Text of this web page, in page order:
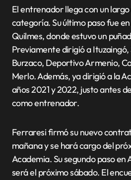
El entrenador llega con un
categoría. Su último paso fue
Quilmes, donde estuvo un
Previamente dirigió a
Burzaco, Deportivo Armenio,
Merlo. Además, ya dirigió a la
años 2021 y 2022, justo antes
como entrenador.
Ferraresi firmó su nuevo
mañana y se hará cargo del
Academia. Su segundo paso
será el próximo sábado. El